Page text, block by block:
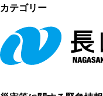
カテゴリー